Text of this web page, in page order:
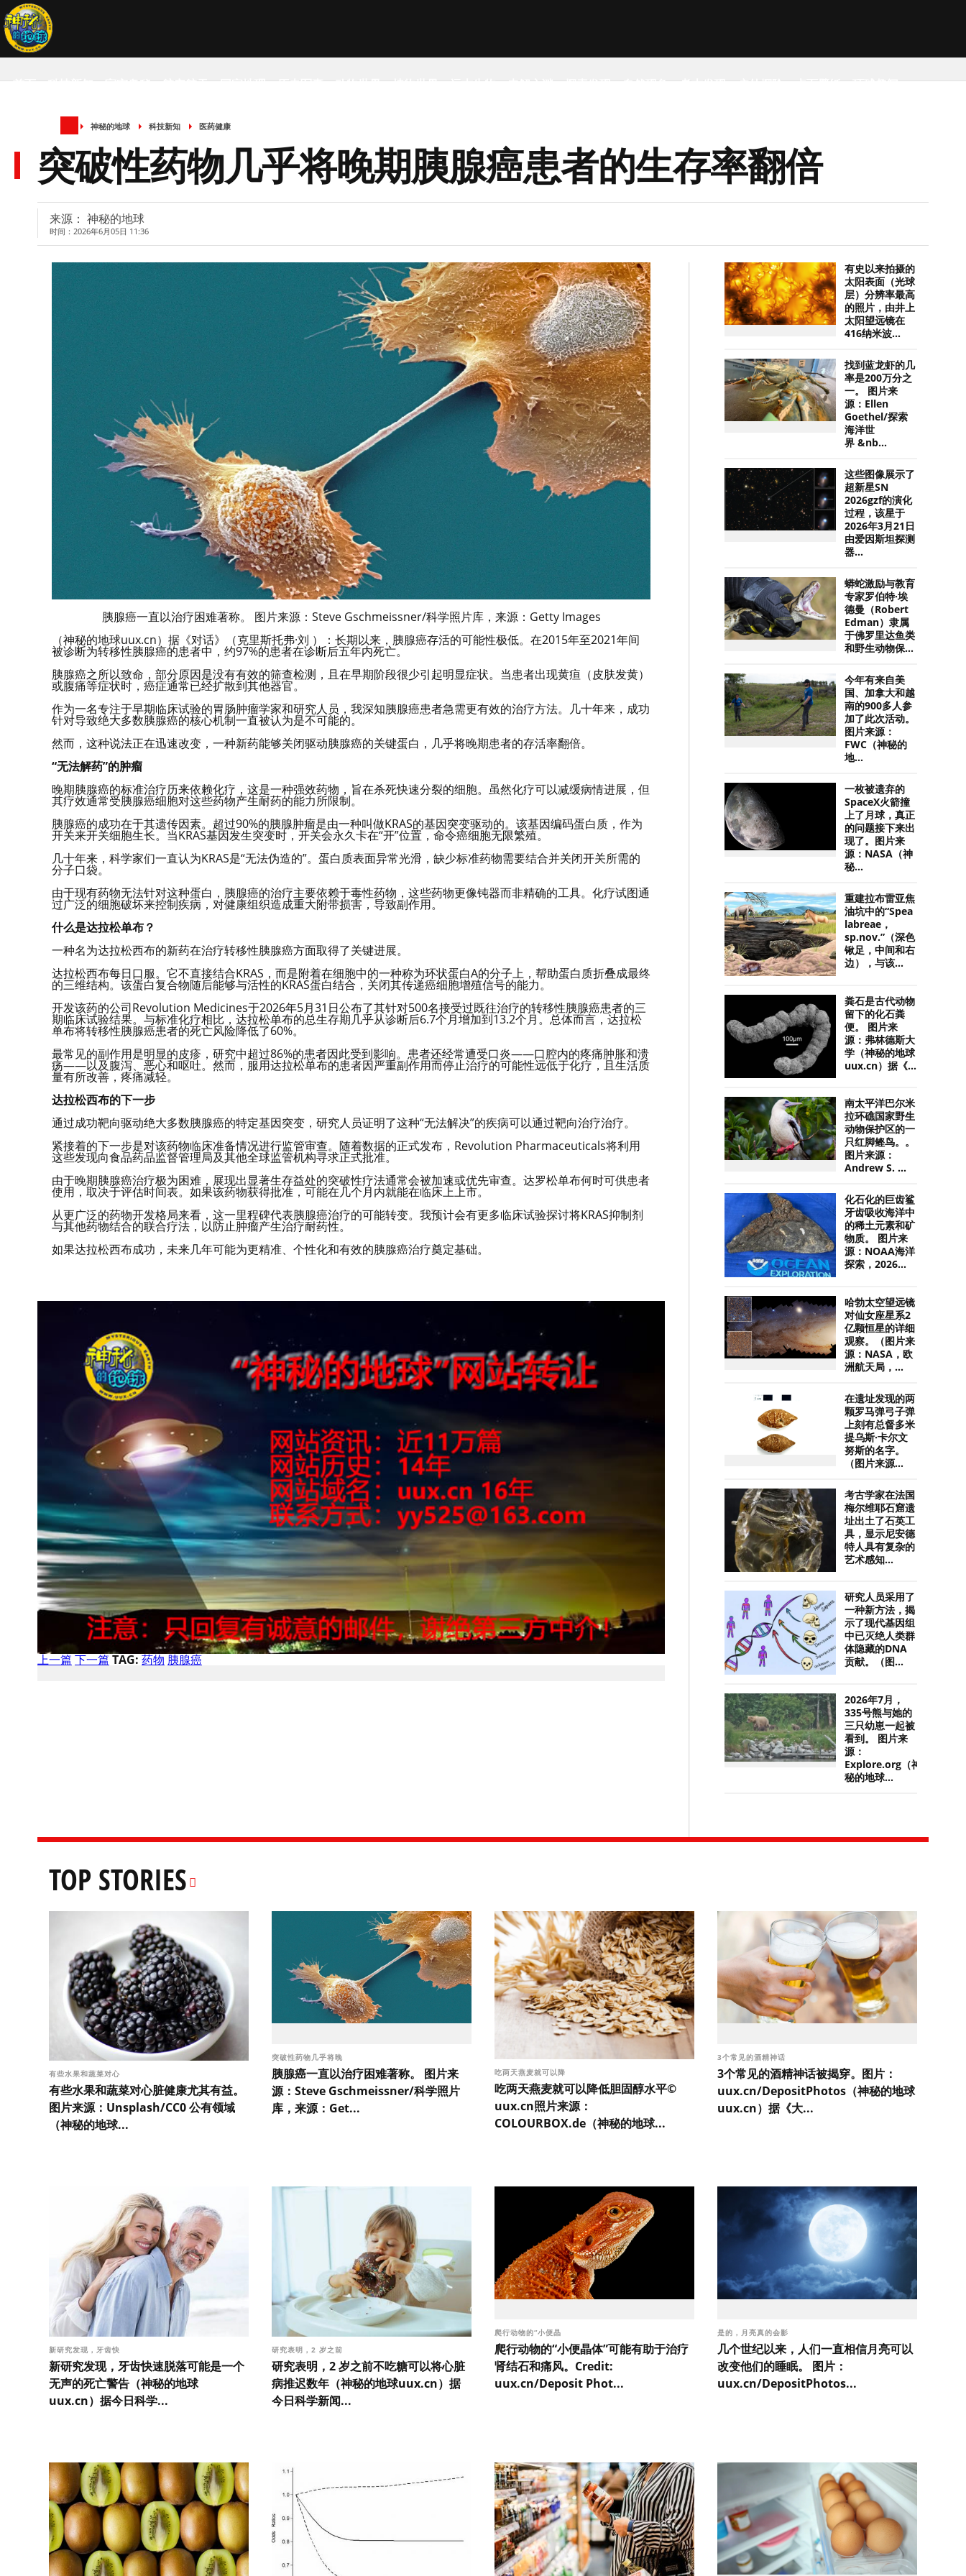
首页 科技新知 宇宙奥秘 航空航天 国家地理 历史军事 动物世界 植物世界 远古生物 未解之谜 探索发现 自然现象 考古发现 户外探险 桌面壁纸 环球趣闻
神秘的地球 科技新知 医药健康
突破性药物几乎将晚期胰腺癌患者的生存率翻倍
来源： 神秘的地球
时间：2026年6月05日 11:36
胰腺癌一直以治疗困难著称。 图片来源：Steve Gschmeissner/科学照片库，来源：Getty Images
（神秘的地球uux.cn）据《对话》（克里斯托弗·刘 ）：长期以来，胰腺癌存活的可能性极低。在2015年至2021年间
被诊断为转移性胰腺癌的患者中，约97%的患者在诊断后五年内死亡。
胰腺癌之所以致命，部分原因是没有有效的筛查检测，且在早期阶段很少引起明显症状。当患者出现黄疸（皮肤发黄）
或腹痛等症状时，癌症通常已经扩散到其他器官。
作为一名专注于早期临床试验的胃肠肿瘤学家和研究人员，我深知胰腺癌患者急需更有效的治疗方法。几十年来，成功
针对导致绝大多数胰腺癌的核心机制一直被认为是不可能的。
然而，这种说法正在迅速改变，一种新药能够关闭驱动胰腺癌的关键蛋白，几乎将晚期患者的存活率翻倍。
“无法解药”的肿瘤
晚期胰腺癌的标准治疗历来依赖化疗，这是一种强效药物，旨在杀死快速分裂的细胞。虽然化疗可以减缓病情进展，但
其疗效通常受胰腺癌细胞对这些药物产生耐药的能力所限制。
胰腺癌的成功在于其遗传因素。超过90%的胰腺肿瘤是由一种叫做KRAS的基因突变驱动的。该基因编码蛋白质，作为
开关来开关细胞生长。当KRAS基因发生突变时，开关会永久卡在“开”位置，命令癌细胞无限繁殖。
几十年来，科学家们一直认为KRAS是“无法伪造的”。蛋白质表面异常光滑，缺少标准药物需要结合并关闭开关所需的
分子口袋。
由于现有药物无法针对这种蛋白，胰腺癌的治疗主要依赖于毒性药物，这些药物更像钝器而非精确的工具。化疗试图通
过广泛的细胞破坏来控制疾病，对健康组织造成重大附带损害，导致副作用。
什么是达拉松单布？
一种名为达拉松西布的新药在治疗转移性胰腺癌方面取得了关键进展。
达拉松西布每日口服。它不直接结合KRAS，而是附着在细胞中的一种称为环状蛋白A的分子上，帮助蛋白质折叠成最终
的三维结构。该蛋白复合物随后能够与活性的KRAS蛋白结合，关闭其传递癌细胞增殖信号的能力。
开发该药的公司Revolution Medicines于2026年5月31日公布了其针对500名接受过既往治疗的转移性胰腺癌患者的三
期临床试验结果。与标准化疗相比，达拉松单布的总生存期几乎从诊断后6.7个月增加到13.2个月。总体而言，达拉松
单布将转移性胰腺癌患者的死亡风险降低了60%。
最常见的副作用是明显的皮疹，研究中超过86%的患者因此受到影响。患者还经常遭受口炎——口腔内的疼痛肿胀和溃
疡——以及腹泻、恶心和呕吐。然而，服用达拉松单布的患者因严重副作用而停止治疗的可能性远低于化疗，且生活质
量有所改善，疼痛减轻。
达拉松西布的下一步
通过成功靶向驱动绝大多数胰腺癌的特定基因突变，研究人员证明了这种“无法解决”的疾病可以通过靶向治疗治疗。
紧接着的下一步是对该药物临床准备情况进行监管审查。随着数据的正式发布，Revolution Pharmaceuticals将利用
这些发现向食品药品监督管理局及其他全球监管机构寻求正式批准。
由于晚期胰腺癌治疗极为困难，展现出显著生存益处的突破性疗法通常会被加速或优先审查。达罗松单布何时可供患者
使用，取决于评估时间表。如果该药物获得批准，可能在几个月内就能在临床上上市。
从更广泛的药物开发格局来看，这一里程碑代表胰腺癌治疗的可能转变。我预计会有更多临床试验探讨将KRAS抑制剂
与其他药物结合的联合疗法，以防止肿瘤产生治疗耐药性。
如果达拉松西布成功，未来几年可能为更精准、个性化和有效的胰腺癌治疗奠定基础。
上一篇 下一篇 TAG: 药物 胰腺癌
有史以来拍摄的
太阳表面（光球
层）分辨率最高
的照片，由井上
太阳望远镜在
416纳米波...
找到蓝龙虾的几
率是200万分之
一。 图片来
源：Ellen
Goethel/探索
海洋世
界 &nb...
这些图像展示了
超新星SN
2026gzf的演化
过程，该星于
2026年3月21日
由爱因斯坦探测
器...
蟒蛇激励与教育
专家罗伯特·埃
德曼（Robert
Edman）隶属
于佛罗里达鱼类
和野生动物保...
今年有来自美
国、加拿大和越
南的900多人参
加了此次活动。
图片来源：
FWC（神秘的
地...
一枚被遗弃的
SpaceX火箭撞
上了月球，真正
的问题接下来出
现了。图片来
源：NASA（神
秘...
重建拉布雷亚焦
油坑中的“Spea
labreae，
sp.nov.”（深色
锹足，中间和右
边），与该...
粪石是古代动物
留下的化石粪
便。 图片来
源：弗林德斯大
学（神秘的地球
uux.cn）据《...
南太平洋巴尔米
拉环礁国家野生
动物保护区的一
只红脚鲣鸟。。
图片来源：
Andrew S. ...
化石化的巨齿鲨
牙齿吸收海洋中
的稀土元素和矿
物质。 图片来
源：NOAA海洋
探索，2026...
哈勃太空望远镜
对仙女座星系2
亿颗恒星的详细
观察。（图片来
源：NASA，欧
洲航天局，...
在遗址发现的两
颗罗马弹弓子弹
上刻有总督多米
提乌斯·卡尔文
努斯的名字。
（图片来源...
考古学家在法国
梅尔维耶石窟遗
址出土了石英工
具，显示尼安德
特人具有复杂的
艺术感知...
研究人员采用了
一种新方法，揭
示了现代基因组
中已灭绝人类群
体隐藏的DNA
贡献。（图...
2026年7月，
335号熊与她的
三只幼崽一起被
看到。 图片来
源：
Explore.org（神
秘的地球...
TOP STORIES
有些水果和蔬菜对心
有些水果和蔬菜对心脏健康尤其有益。
图片来源：Unsplash/CC0 公有领域
（神秘的地球...
突破性药物几乎将晚
胰腺癌一直以治疗困难著称。 图片来
源：Steve Gschmeissner/科学照片
库，来源：Get...
吃两天燕麦就可以降
吃两天燕麦就可以降低胆固醇水平©
uux.cn照片来源：
COLOURBOX.de（神秘的地球...
3个常见的酒精神话
3个常见的酒精神话被揭穿。图片：
uux.cn/DepositPhotos（神秘的地球
uux.cn）据《大...
新研究发现，牙齿快
新研究发现，牙齿快速脱落可能是一个
无声的死亡警告（神秘的地球
uux.cn）据今日科学...
研究表明，2 岁之前
研究表明，2 岁之前不吃糖可以将心脏
病推迟数年（神秘的地球uux.cn）据
今日科学新闻...
爬行动物的“小便晶
爬行动物的“小便晶体”可能有助于治疗
肾结石和痛风。Credit:
uux.cn/Deposit Phot...
是的，月亮真的会影
几个世纪以来，人们一直相信月亮可以
改变他们的睡眠。 图片：
uux.cn/DepositPhotos...